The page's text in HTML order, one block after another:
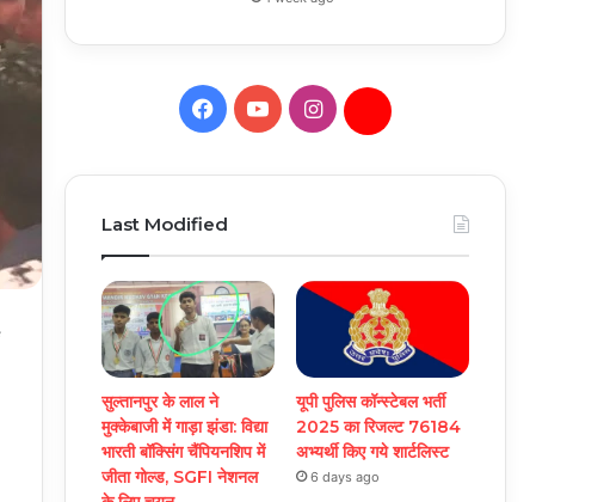
Facebook
YouTubeInstagramDaily
Last Modified
सुल्तानपुर के लाल ने
मुक्केबाजी में गाड़ा झंडा: विद्या
भारती बॉक्सिंग चैंपियनशिप में
जीता गोल्ड, SGFI नेशनल
यूपी पुलिस कॉन्स्टेबल भर्ती
2025 का रिजल्ट 76184
अभ्यर्थी किए गये शार्टलिस्ट
6 days ago